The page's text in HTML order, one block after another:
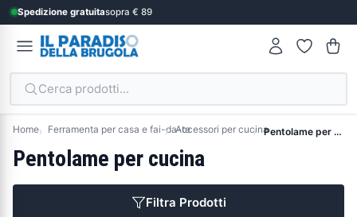
Spedizione gratuitasopra € 89
Cerca prodotti...
Home Ferramenta per casa e fai-da-teAccessori per cucina Pentolame per cucina
Pentolame per cucina
Filtra Prodotti